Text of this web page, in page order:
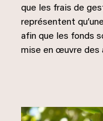
que les frais de
représentent
afin que les fonds
mise en œuvre des